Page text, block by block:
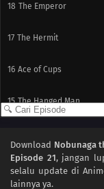
18 The Emperor
17 The Hermit
16 Ace of Cups
15 The Hanged Man
13 Swords
Download Nobunaga
Episode 21, jangan
selalu update di
lainnya ya.